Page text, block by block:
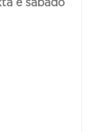
e sábado